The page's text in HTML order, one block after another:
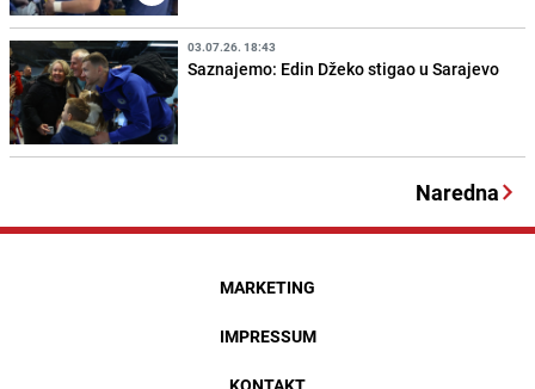
03.07.26. 18:43
Saznajemo: Edin Džeko stigao u Sarajevo
Naredna
MARKETING
IMPRESSUM